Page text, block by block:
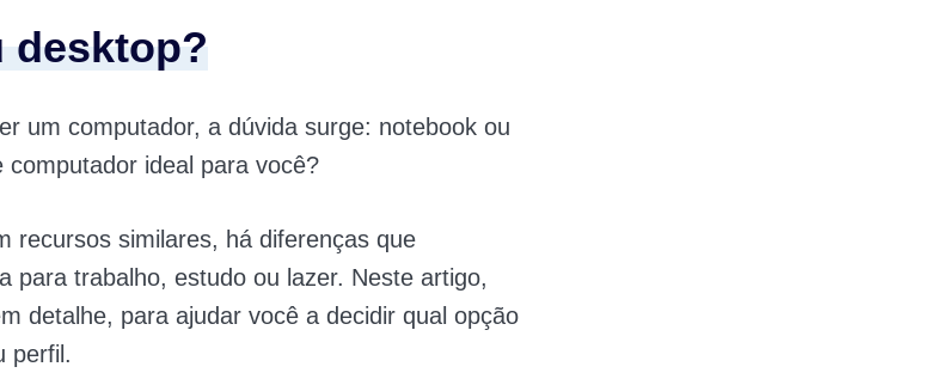
desktop?
um computador, a dúvida surge: notebook ou
ideal para você?
recursos similares, há diferenças que
para trabalho, estudo ou lazer. Neste artigo,
detalhe, para ajudar você a decidir qual opção
perfil.